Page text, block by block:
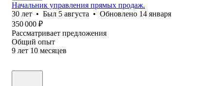
Начальник управления прямых продаж.
30 лет • Был 5 августа • Обновлено 14 января
350 000 ₽
Рассматривает предложения
Общий опыт
9 лет 10 месяцев